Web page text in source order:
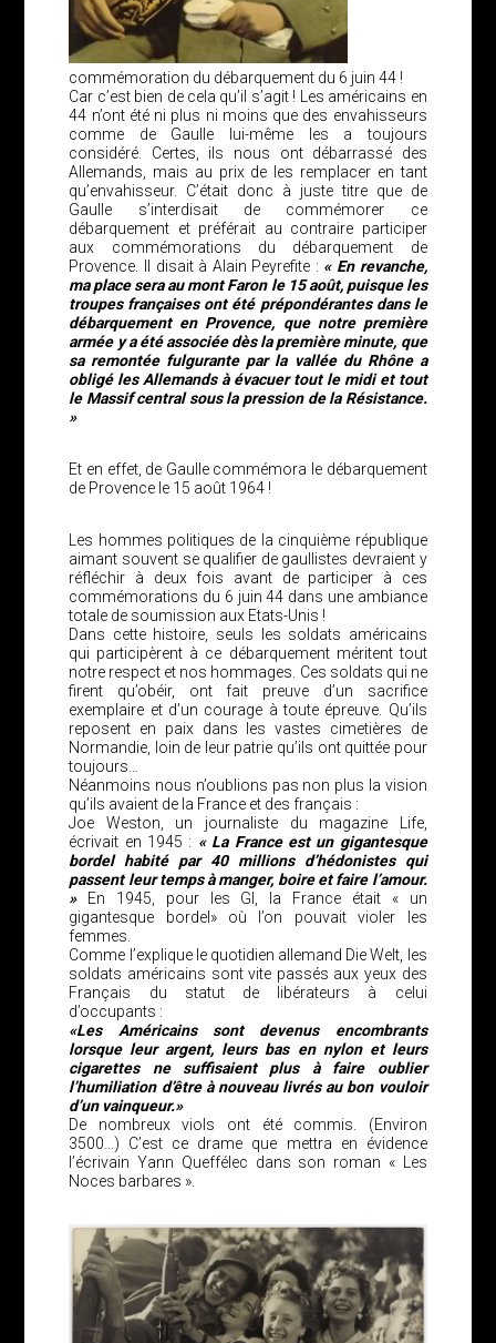
commémoration du débarquement du 6 juin 44 !
Car c’est bien de cela qu’il s’agit ! Les américains en
44 n’ont été ni plus ni moins que des envahisseurs
comme de Gaulle lui-même les a toujours
considéré. Certes, ils nous ont débarrassé des
Allemands, mais au prix de les remplacer en tant
qu’envahisseur. C’était donc à juste titre que de
Gaulle s’interdisait de commémorer ce
débarquement et préférait au contraire participer
aux commémorations du débarquement de
Provence. Il disait à Alain Peyrefite : « En revanche,
ma place sera au mont Faron le 15 août, puisque les
troupes françaises ont été prépondérantes dans le
débarquement en Provence, que notre première
armée y a été associée dès la première minute, que
sa remontée fulgurante par la vallée du Rhône a
obligé les Allemands à évacuer tout le midi et tout
le Massif central sous la pression de la Résistance.
»
Et en effet, de Gaulle commémora le débarquement
de Provence le 15 août 1964 !
Les hommes politiques de la cinquième république
aimant souvent se qualifier de gaullistes devraient y
réfléchir à deux fois avant de participer à ces
commémorations du 6 juin 44 dans une ambiance
totale de soumission aux Etats-Unis !
Dans cette histoire, seuls les soldats américains
qui participèrent à ce débarquement méritent tout
notre respect et nos hommages. Ces soldats qui ne
firent qu’obéir, ont fait preuve d’un sacrifice
exemplaire et d’un courage à toute épreuve. Qu’ils
reposent en paix dans les vastes cimetières de
Normandie, loin de leur patrie qu’ils ont quittée pour
toujours…
Néanmoins nous n’oublions pas non plus la vision
qu’ils avaient de la France et des français :
Joe Weston, un journaliste du magazine Life,
écrivait en 1945 : « La France est un gigantesque
bordel habité par 40 millions d’hédonistes qui
passent leur temps à manger, boire et faire l’amour.
»En 1945, pour les GI, la France était « un
gigantesque bordel» où l’on pouvait violer les
femmes.
Comme l’explique le quotidien allemand Die Welt, les
soldats américains sont vite passés aux yeux des
Français du statut de libérateurs à celui
d’occupants :
«Les Américains sont devenus encombrants
lorsque leur argent, leurs bas en nylon et leurs
cigarettes ne suffisaient plus à faire oublier
l’humiliation d’être à nouveau livrés au bon vouloir
d’un vainqueur.»
De nombreux viols ont été commis. (Environ
3500…) C’est ce drame que mettra en évidence
l’écrivain Yann Queffélec dans son roman « Les
Noces barbares ».